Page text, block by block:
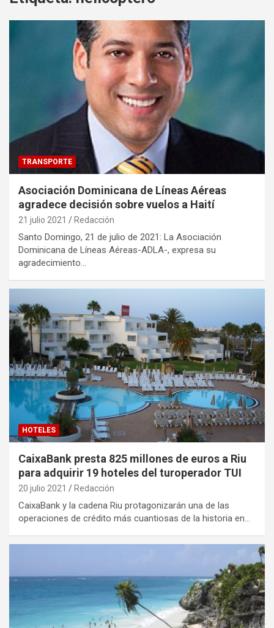
TRANSPORTE
Asociación Dominicana de Líneas Aéreas
agradece decisión sobre vuelos a Haití
21 julio 2021 Redacción
Santo Domingo, 21 de julio de 2021: La Asociación
Dominicana de Líneas Aéreas-ADLA-, expresa su
agradecimiento…
HOTELES
CaixaBank presta 825 millones de euros a Riu
para adquirir 19 hoteles del turoperador TUI
20 julio 2021 Redacción
CaixaBank y la cadena Riu protagonizarán una de las
operaciones de crédito más cuantiosas de la historia en…